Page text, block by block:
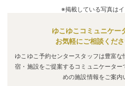
※掲載している写真はイ
ゆこゆこコミュニケー
お気軽にご相談くださ
ゆこゆこ予約センタースタッフは豊富な
宿・施設をご提案するコミュニケータ
めの施設情報をご案内